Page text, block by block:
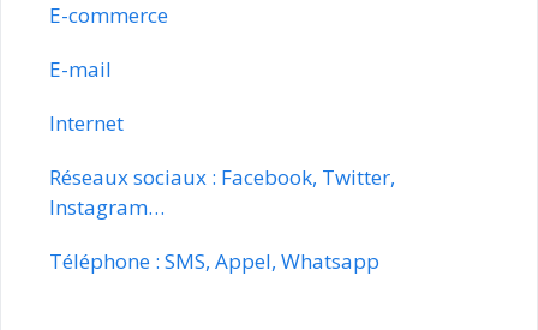
E-commerce
E-mail
Internet
Réseaux sociaux : Facebook, Twitter,
Instagram…
Téléphone : SMS, Appel, Whatsapp